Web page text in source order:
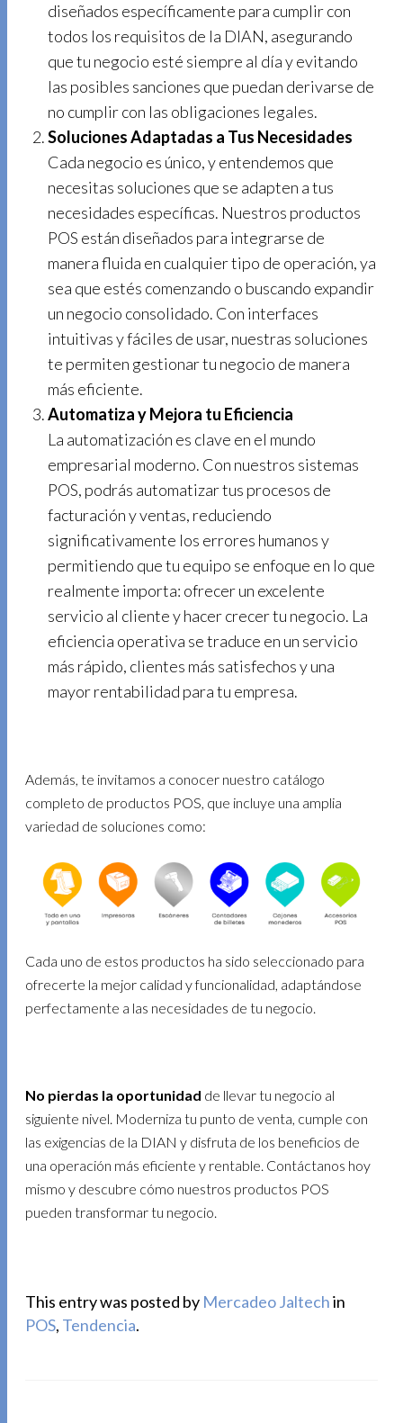
diseñados específicamente para cumplir con
todos los requisitos de la DIAN, asegurando
que tu negocio esté siempre al día y evitando
las posibles sanciones que puedan derivarse de
no cumplir con las obligaciones legales.
Soluciones Adaptadas a Tus Necesidades
Cada negocio es único, y entendemos que
necesitas soluciones que se adapten a tus
necesidades específicas. Nuestros productos
POS están diseñados para integrarse de
manera fluida en cualquier tipo de operación, ya
sea que estés comenzando o buscando expandir
un negocio consolidado. Con interfaces
intuitivas y fáciles de usar, nuestras soluciones
te permiten gestionar tu negocio de manera
más eficiente.
Automatiza y Mejora tu Eficiencia
La automatización es clave en el mundo
empresarial moderno. Con nuestros sistemas
POS, podrás automatizar tus procesos de
facturación y ventas, reduciendo
significativamente los errores humanos y
permitiendo que tu equipo se enfoque en lo que
realmente importa: ofrecer un excelente
servicio al cliente y hacer crecer tu negocio. La
eficiencia operativa se traduce en un servicio
más rápido, clientes más satisfechos y una
mayor rentabilidad para tu empresa.
Además, te invitamos a conocer nuestro catálogo
completo de productos POS, que incluye una amplia
variedad de soluciones como:
Cada uno de estos productos ha sido seleccionado para
ofrecerte la mejor calidad y funcionalidad, adaptándose
perfectamente a las necesidades de tu negocio.
No pierdas la oportunidad de llevar tu negocio al
siguiente nivel. Moderniza tu punto de venta, cumple con
las exigencias de la DIAN y disfruta de los beneficios de
una operación más eficiente y rentable. Contáctanos hoy
mismo y descubre cómo nuestros productos POS
pueden transformar tu negocio.
This entry was posted by Mercadeo Jaltechin
POS, Tendencia.